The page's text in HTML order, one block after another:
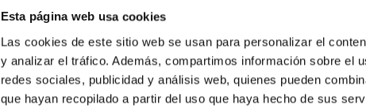
Esta página web usa cookies
Las cookies de este sitio web se usan para personalizar el
y analizar el tráfico. Además, compartimos información sobre el
redes sociales, publicidad y análisis web, quienes pueden
que hayan recopilado a partir del uso que haya hecho de sus
agencias o instituciones (
Extender el conocimiento al público general
El Grupo de Calidad de Cielo es también el
necesarios directamente relacionados con la
Oficina Técnica de Protección de Cielo (OTPC),